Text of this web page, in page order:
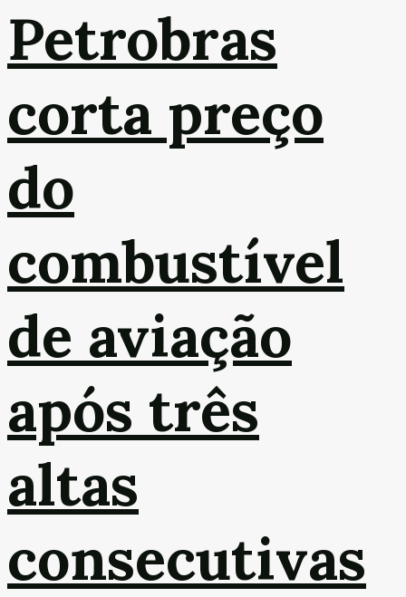
Petrobras
corta preço
do
combustível
de aviação
após três
altas
consecutivas